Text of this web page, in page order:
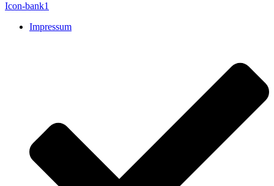
Icon-bank1
Impressum